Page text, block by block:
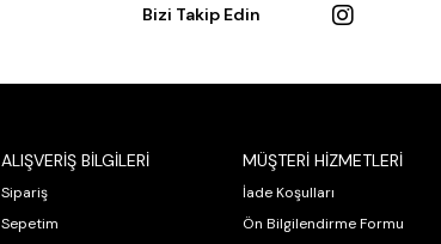
Bizi Takip Edin
ALIŞVERİŞ BİLGİLERİ
Sipariş
Sepetim
MÜŞTERİ HİZMETLERİ
İade Koşulları
Ön Bilgilendirme Formu